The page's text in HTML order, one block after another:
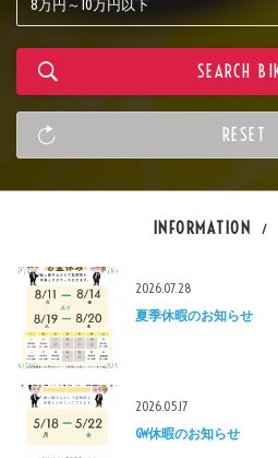
INFORMATION /
2026.07.28
夏季休暇のお知らせ
2026.05.17
GW休暇のお知らせ